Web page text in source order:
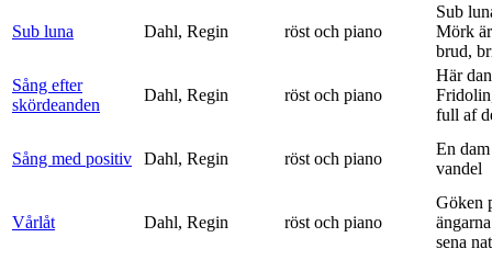
Sub luna Dahl, Regin röst och piano
Sub
Mörk
brud,
Sång efter
skördeanden
Dahl, Regin röst och piano
Här
full af
Sång med positiv Dahl, Regin röst och piano
En
vandel
Vårlåt Dahl, Regin röst och piano
Göken
sena